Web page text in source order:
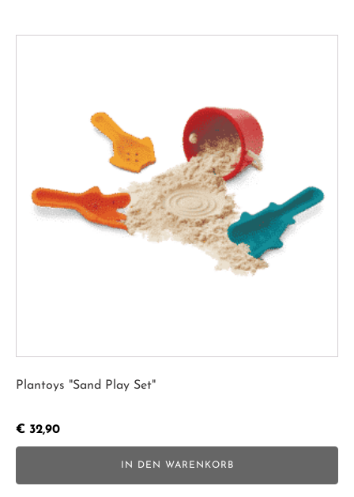
Plantoys "Sand Play Set"
€ 32,90
IN DEN WARENKORB